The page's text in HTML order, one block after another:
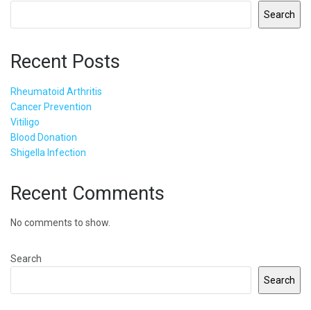
Search
Recent Posts
Rheumatoid Arthritis
Cancer Prevention
Vitiligo
Blood Donation
Shigella Infection
Recent Comments
No comments to show.
Search
Search